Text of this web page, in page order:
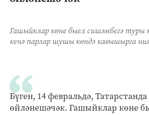
Гашыйклар көне быел сишәмбегә туры
кенә парлар шушы көндә кавышырга
Бүген, 14 февральдә, Татарстанда
өйләнешәчәк. Гашыйклар көне